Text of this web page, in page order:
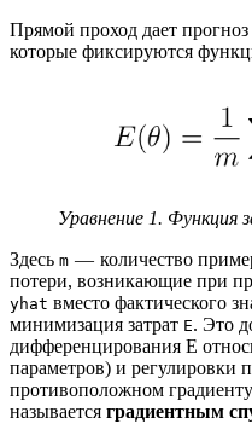
Прямой проход дает прогноз
которые фиксируются
Уравнение 1. Функция
Здесь m — количество
потери, возникающие при
yhat вместо фактического
минимизация затрат E. Это
дифференцирования E
параметров) и регулировки
противоположном
называется градиентным